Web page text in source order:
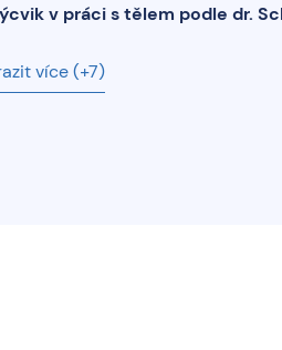
v práci s tělem podle dr.
více (+7)